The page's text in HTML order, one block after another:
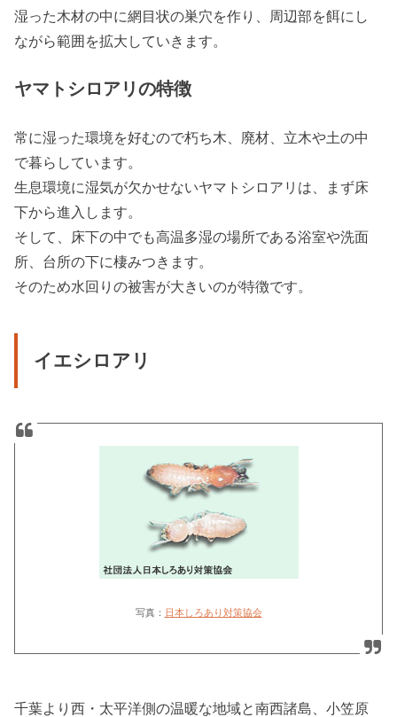
湿った木材の中に網目状の巣穴を作り、周辺部を餌にし
ながら範囲を拡大していきます。
ヤマトシロアリの特徴
常に湿った環境を好むので朽ち木、廃材、立木や土の中
で暮らしています。
生息環境に湿気が欠かせないヤマトシロアリは、まず床
下から進入します。
そして、床下の中でも高温多湿の場所である浴室や洗面
所、台所の下に棲みつきます。
そのため水回りの被害が大きいのが特徴です。
イエシロアリ
写真： 日本しろあり対策協会
千葉より西・太平洋側の温暖な地域と南西諸島、小笠原